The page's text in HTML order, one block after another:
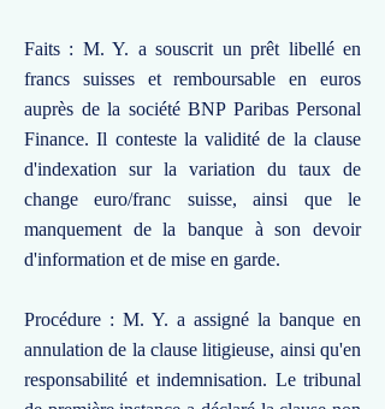
Faits : M. Y. a souscrit un prêt libellé en
francs suisses et remboursable en euros
auprès de la société BNP Paribas Personal
Finance. Il conteste la validité de la clause
d'indexation sur la variation du taux de
change euro/franc suisse, ainsi que le
manquement de la banque à son devoir
d'information et de mise en garde.
Procédure : M. Y. a assigné la banque en
annulation de la clause litigieuse, ainsi qu'en
responsabilité et indemnisation. Le tribunal